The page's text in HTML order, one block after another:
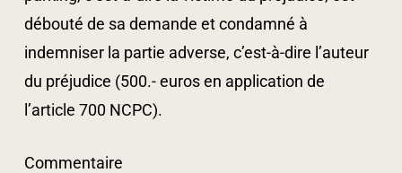
débouté de sa demande et condamné à
indemniser la partie adverse, c’est-à-dire l’auteur
du préjudice (500.- euros en application de
l’article 700 NCPC).
Commentaire